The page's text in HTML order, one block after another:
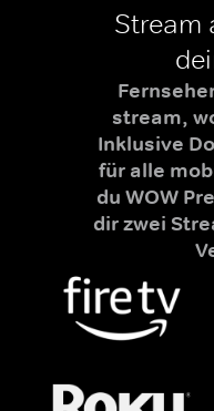
Stream
stream,
Inklusive
für alle
du WOW
dir zwei